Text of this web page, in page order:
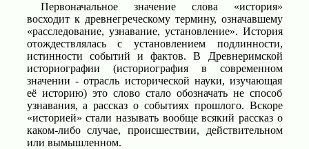
Первоначальное значение слова «история»
восходит к древне­греческому термину, означавшему
«расследование, узнавание, установление». История
отождествлялась с установлением подлинности,
истинности событий и фактов. В Древнеримской
историографии (историография в современном
значении - отрасль исторической науки, изучающая
её историю) это слово стало обозначать не способ
узнавания, а рассказ о событиях прошлого. Вскоре
«историей» стали называть вообще всякий рассказ о
каком-либо случае, происшествии, действительном
или вымышленном.